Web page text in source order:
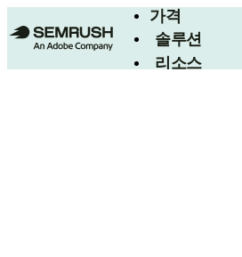
가격
솔루션
리소스